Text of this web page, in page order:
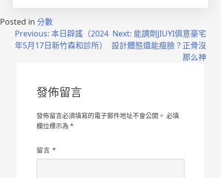
Posted in 分數
Previous: 本日辟謠（2024
年5月17日新竹森和診所）
Next: 能調劑JIUYI俱意豪宅
設計體態還能瘦臉？正骨沒
那么神
發佈留言
發佈留言必須填寫的電子郵件地址不會公開。 必填
欄位標示為*
留言*